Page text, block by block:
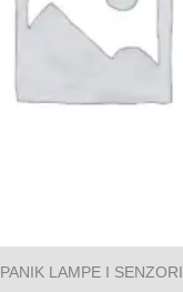
PANIK LAMPE I SENZORI